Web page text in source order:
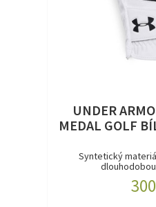
UNDER
MEDAL GOLF
Syntetický